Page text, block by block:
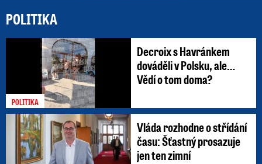
POLITIKA
POLITIKA
Decroix s Havránkem
dováděli v Polsku, ale…
Vědí o tom doma?
Vláda rozhodne o střídání
času: Šťastný prosazuje
jen ten zimní